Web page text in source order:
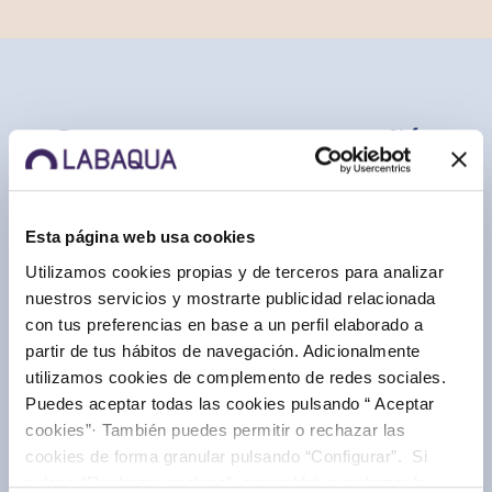
Esta página web usa cookies
Utilizamos cookies propias y de terceros para analizar
nuestros servicios y mostrarte publicidad relacionada
con tus preferencias en base a un perfil elaborado a
partir de tus hábitos de navegación. Adicionalmente
utilizamos cookies de complemento de redes sociales.
Puedes aceptar todas las cookies pulsando “ Aceptar
cookies”· También puedes permitir o rechazar las
cookies de forma granular pulsando “Configurar”. Si
pulsas “Rechazar cookies”, equivaldrá a rechazar la
Acceso
clientes
Soluciones
por sector
I+D+i
APP
Labaqua
Sobre
Labaqua
Contacto
Solicitar
Somos una compañía
en buena compañía